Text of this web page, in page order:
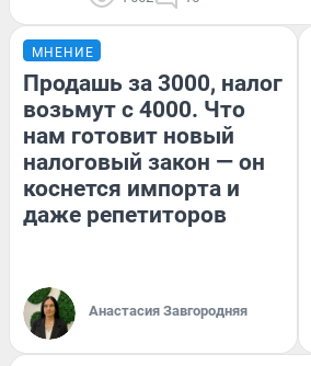
МНЕНИЕ
Продашь за 3000, налог
возьмут с 4000. Что
нам готовит новый
налоговый закон — он
коснется импорта и
даже репетиторов
Анастасия Завгородняя